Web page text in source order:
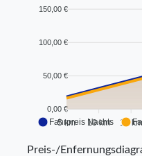
150,00 €
100,00 €
50,00 €
0,00 €
5 km 10 km 15 km
Fahrpreis Nachts
Preis-/